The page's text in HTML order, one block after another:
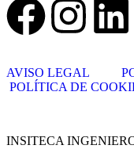
AVISO LEGAL
POLÍTICA DE
INSITECA